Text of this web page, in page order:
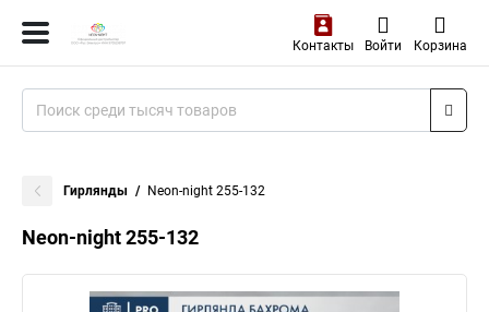
Контакты Войти Корзина
Гирлянды Neon-night 255-132
Neon-night 255-132